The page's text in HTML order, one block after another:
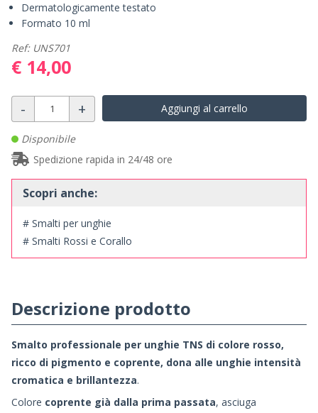
Dermatologicamente testato
Formato 10 ml
Ref: UNS701
€ 14,00
- + Aggiungi al carrello
Disponibile
Spedizione rapida in 24/48 ore
Scopri anche:
# Smalti per unghie
# Smalti Rossi e Corallo
Descrizione prodotto
Smalto professionale per unghie TNS di colore rosso,
ricco di pigmento e coprente, dona alle unghie intensità
cromatica e brillantezza.
Colore coprente già dalla prima passata, asciuga